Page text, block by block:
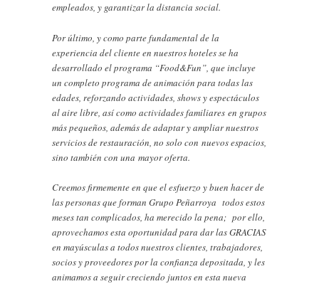
empleados, y garantizar la distancia social.
Por último, y como parte fundamental de la
experiencia del cliente en nuestros hoteles se ha
desarrollado el programa “Food&Fun”, que incluye
un completo programa de animación para todas las
edades, reforzando actividades, shows y espectáculos
al aire libre, así como actividades familiares en grupos
más pequeños, además de adaptar y ampliar nuestros
servicios de restauración, no solo con nuevos espacios,
sino también con una mayor oferta.
Creemos firmemente en que el esfuerzo y buen hacer de
las personas que forman Grupo Peñarroya todos estos
meses tan complicados, ha merecido la pena; por ello,
aprovechamos esta oportunidad para dar las GRACIAS
en mayúsculas a todos nuestros clientes, trabajadores,
socios y proveedores por la confianza depositada, y les
animamos a seguir creciendo juntos en esta nueva